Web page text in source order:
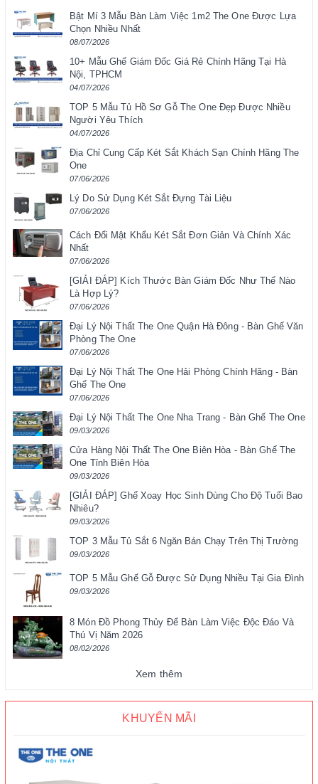
Bật Mí 3 Mẫu Bàn Làm Việc 1m2 The One Được Lựa
Chọn Nhiều Nhất
08/07/2026
10+ Mẫu Ghế Giám Đốc Giá Rẻ Chính Hãng Tại Hà
Nội, TPHCM
04/07/2026
TOP 5 Mẫu Tủ Hồ Sơ Gỗ The One Đẹp Được Nhiều
Người Yêu Thích
04/07/2026
Địa Chỉ Cung Cấp Két Sắt Khách Sạn Chính Hãng The
One
07/06/2026
Lý Do Sử Dụng Két Sắt Đựng Tài Liệu
07/06/2026
Cách Đổi Mật Khẩu Két Sắt Đơn Giản Và Chính Xác
Nhất
07/06/2026
[GIẢI ĐÁP] Kích Thước Bàn Giám Đốc Như Thế Nào
Là Hợp Lý?
07/06/2026
Đại Lý Nội Thất The One Quận Hà Đông - Bàn Ghế Văn
Phòng The One
07/06/2026
Đại Lý Nội Thất The One Hải Phòng Chính Hãng - Bàn
Ghế The One
07/06/2026
Đại Lý Nội Thất The One Nha Trang - Bàn Ghế The One
09/03/2026
Cửa Hàng Nội Thất The One Biên Hòa - Bàn Ghế The
One Tỉnh Biên Hòa
09/03/2026
[GIẢI ĐÁP] Ghế Xoay Học Sinh Dùng Cho Độ Tuổi Bao
Nhiêu?
09/03/2026
TOP 3 Mẫu Tủ Sắt 6 Ngăn Bán Chạy Trên Thị Trường
09/03/2026
TOP 5 Mẫu Ghế Gỗ Được Sử Dụng Nhiều Tại Gia Đình
09/03/2026
8 Món Đồ Phong Thủy Để Bàn Làm Việc Độc Đáo Và
Thú Vị Năm 2026
08/02/2026
Xem thêm
KHUYẾN MÃI